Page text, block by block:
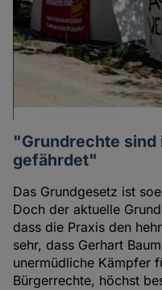
"Grundrechte sind
gefährdet"
Das Grundgesetz ist
Doch der aktuelle
dass die Praxis den
sehr, dass Gerhart
unermüdliche Kämpfer
Bürgerrechte, höchst